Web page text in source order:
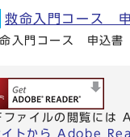
救命入門コース
入門コース 申込書
ファイルの閲覧には
イトから Adobe